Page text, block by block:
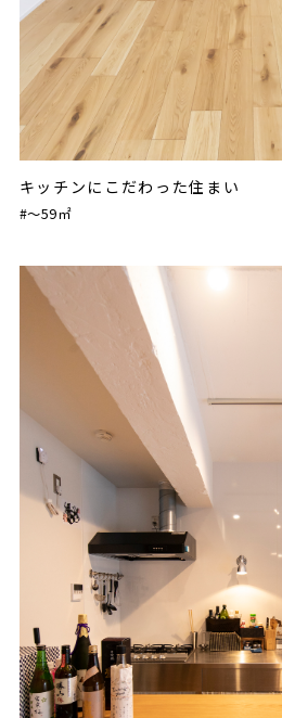
キッチンにこだわった住まい
#〜59㎡